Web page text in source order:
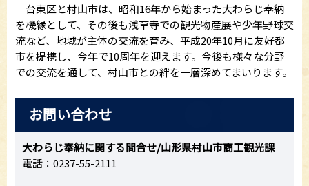
台東区と村山市は、昭和16年から始まった大わらじ奉納
を機縁として、その後も浅草寺での観光物産展や少年野球交
流など、地域が主体の交流を育み、平成20年10月に友好都
市を提携し、今年で10周年を迎えます。今後も様々な分野
での交流を通して、村山市との絆を一層深めてまいります。
お問い合わせ
大わらじ奉納に関する問合せ/山形県村山市商工観光課
電話：0237-55-2111